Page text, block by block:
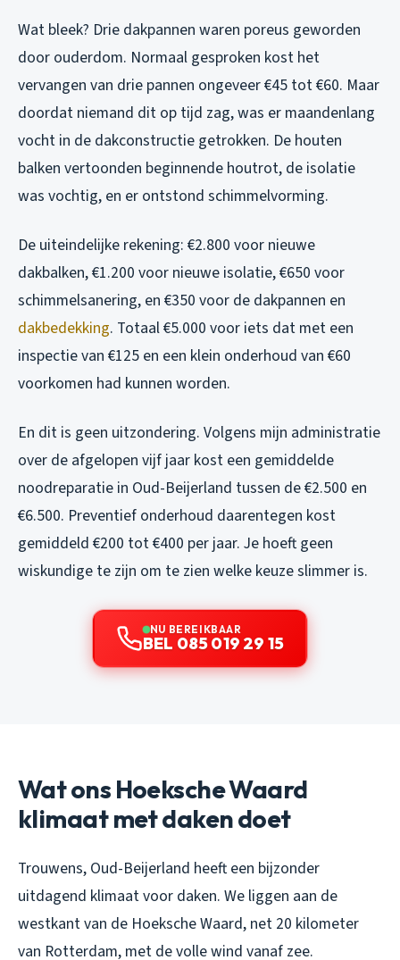
Wat bleek? Drie dakpannen waren poreus geworden
door ouderdom. Normaal gesproken kost het
vervangen van drie pannen ongeveer €45 tot €60. Maar
doordat niemand dit op tijd zag, was er maandenlang
vocht in de dakconstructie getrokken. De houten
balken vertoonden beginnende houtrot, de isolatie
was vochtig, en er ontstond schimmelvorming.
De uiteindelijke rekening: €2.800 voor nieuwe
dakbalken, €1.200 voor nieuwe isolatie, €650 voor
schimmelsanering, en €350 voor de dakpannen en
dakbedekking. Totaal €5.000 voor iets dat met een
inspectie van €125 en een klein onderhoud van €60
voorkomen had kunnen worden.
En dit is geen uitzondering. Volgens mijn administratie
over de afgelopen vijf jaar kost een gemiddelde
noodreparatie in Oud-Beijerland tussen de €2.500 en
€6.500. Preventief onderhoud daarentegen kost
gemiddeld €200 tot €400 per jaar. Je hoeft geen
wiskundige te zijn om te zien welke keuze slimmer is.
NU BEREIKBAAR
BEL 085 019 29 15
Wat ons Hoeksche Waard
klimaat met daken doet
Trouwens, Oud-Beijerland heeft een bijzonder
uitdagend klimaat voor daken. We liggen aan de
westkant van de Hoeksche Waard, net 20 kilometer
van Rotterdam, met de volle wind vanaf zee.